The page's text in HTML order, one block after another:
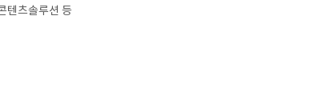
텐츠솔루션 등